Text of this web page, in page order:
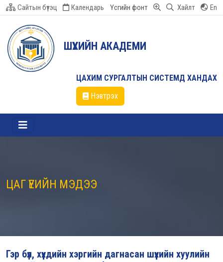
Сайтын бүтэц Календарь Үсгийн фонт Хайлт En
ШҮҮХИЙН АКАДЕМИ
ЦАХИМ СУРГАЛТЫН СИСТЕМД ХАНДАХ
Нэвтрэх
ЦАГ ҮЕИЙН МЭДЭЭ
Гэр бүл, хүүхдийн хэргийн дагнасан шүүхийн хуулийн